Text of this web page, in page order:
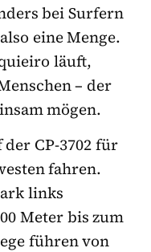
bei Surfern
eine Menge.
läuft,
– der
mögen.
CP-3702 für
fahren.
links
Meter bis zum
führen von